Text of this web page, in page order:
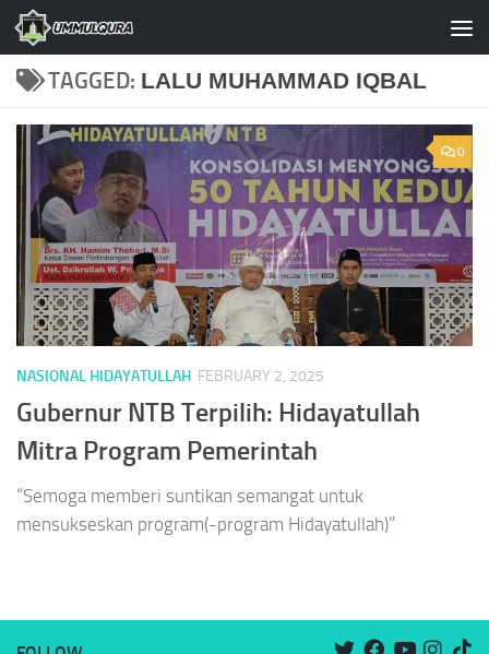
Skip to content
TAGGED: LALU MUHAMMAD IQBAL
0
NASIONAL HIDAYATULLAH FEBRUARY 2, 2025
Gubernur NTB Terpilih: Hidayatullah
Mitra Program Pemerintah
“Semoga memberi suntikan semangat untuk
mensukseskan program(-program Hidayatullah)”